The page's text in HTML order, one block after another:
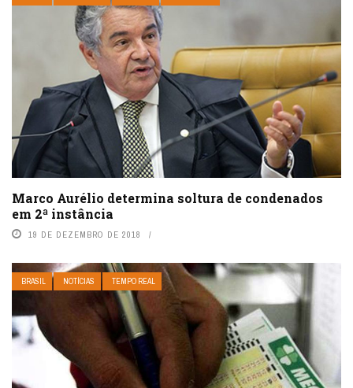
Marco Aurélio determina soltura de condenados
em 2ª instância
19 DE DEZEMBRO DE 2018
BRASIL NOTÍCIAS TEMPO REAL